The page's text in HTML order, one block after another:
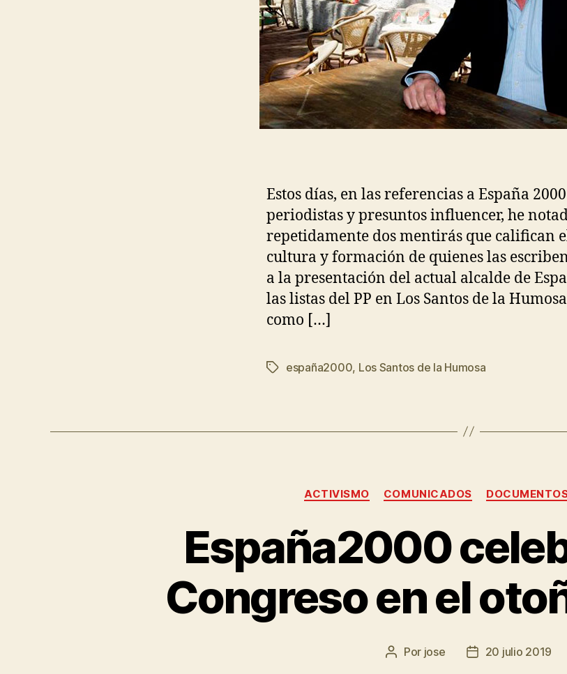
Estos días, en las referencias a España
periodistas y presuntos influencer, he
repetidamente dos mentirás que califican
cultura y formación de quienes las
a la presentación del actual alcalde de
las listas del PP en Los Santos de la
como […]
españa2000, Los Santos de la Humosa
ACTIVISMO COMUNICADOS
España2000
Congreso en el
Por jose 20 julio 2019